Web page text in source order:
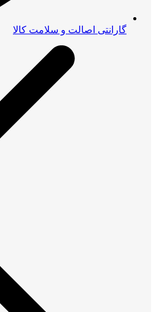
گارانتی اصالت و سلامت کالا